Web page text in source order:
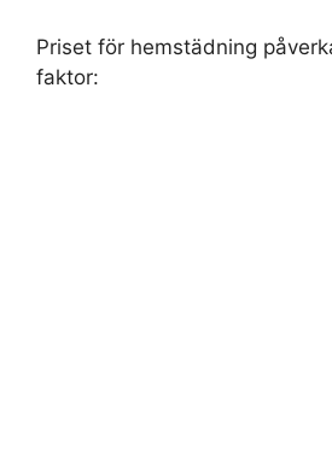
Priset för hemstädning
faktor: